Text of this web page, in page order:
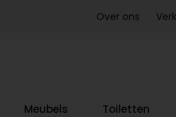
Over ons
Meubels Toiletten